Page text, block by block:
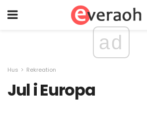
ad
Hus Rekreation
Jul i Europa